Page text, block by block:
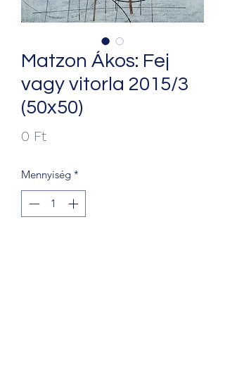
Matzon Ákos: Fej
vagy vitorla 2015/3
(50x50)
0 FtÁr
Mennyiség *